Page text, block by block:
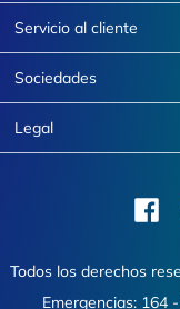
Servicio al cliente
Sociedades
Legal
Todos los derechos
Emergencias: 164